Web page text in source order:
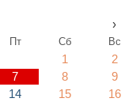
›
Пт Сб Вс
1
2
7 8
9
14 15
16